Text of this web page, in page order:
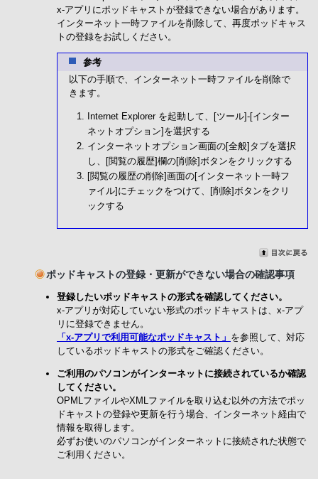
x-アプリにポッドキャストが登録できない場合があります。
インターネット一時ファイルを削除して、再度ポッドキャス
トの登録をお試しください。
参考
以下の手順で、インターネット一時ファイルを削除で
きます。
Internet Explorer を起動して、[ツール]-[インター
ネットオプション]を選択する
インターネットオプション画面の[全般]タブを選択
し、[閲覧の履歴]欄の[削除]ボタンをクリックする
[閲覧の履歴の削除]画面の[インターネット一時フ
ァイル]にチェックをつけて、[削除]ボタンをクリ
ックする
ポッドキャストの登録・更新ができない場合の確認事項
登録したいポッドキャストの形式を確認してください。
x-アプリが対応していない形式のポッドキャストは、x-アプ
リに登録できません。
「x-アプリで利用可能なポッドキャスト」 を参照して、対応
しているポッドキャストの形式をご確認ください。
ご利用のパソコンがインターネットに接続されているか確認
してください。
OPMLファイルやXMLファイルを取り込む以外の方法でポッ
ドキャストの登録や更新を行う場合、インターネット経由で
情報を取得します。
必ずお使いのパソコンがインターネットに接続された状態で
ご利用ください。